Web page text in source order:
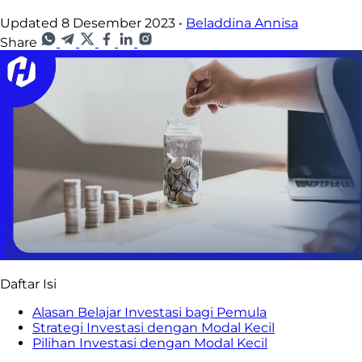
Updated 8 Desember 2023 • Beladdina Annisa
Share
Daftar Isi
Alasan Belajar Investasi bagi Pemula
Strategi Investasi dengan Modal Kecil
Pilihan Investasi dengan Modal Kecil